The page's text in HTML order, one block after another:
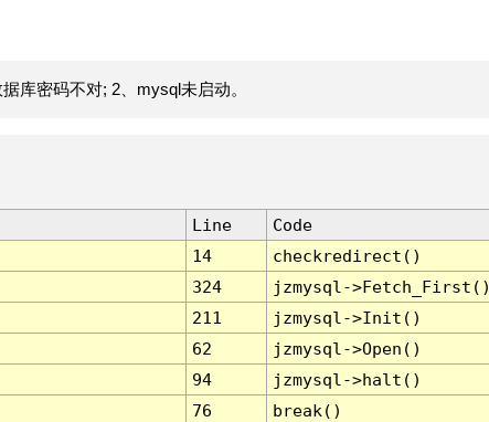
库密码不对; 2、mysql未启动。
Line
Code
14
checkredirect()
324
jzmysql-
211
jzmysql->Init()
62
jzmysql->Open()
94
jzmysql->halt()
76 break()